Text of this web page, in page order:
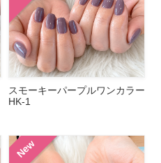
スモーキーパープルワンカラー
HK-1
New